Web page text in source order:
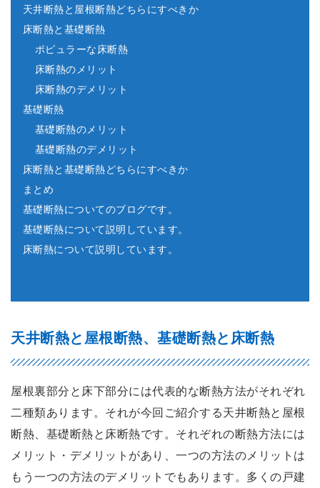
天井断熱と屋根断熱どちらにすべきか
床断熱と基礎断熱
ポピュラーな床断熱
床断熱のメリット
床断熱のデメリット
基礎断熱
基礎断熱のメリット
基礎断熱のデメリット
床断熱と基礎断熱どちらにすべきか
まとめ
基礎断熱についてのブログです。
基礎断熱について説明しています。
床断熱について説明しています。
天井断熱と屋根断熱、基礎断熱と床断熱
屋根裏部分と床下部分には代表的な断熱方法がそれぞれ
二種類あります。それが今回ご紹介する天井断熱と屋根
断熱、基礎断熱と床断熱です。それぞれの断熱方法には
メリット・デメリットがあり、一つの方法のメリットは
もう一つの方法のデメリットでもあります。多くの戸建